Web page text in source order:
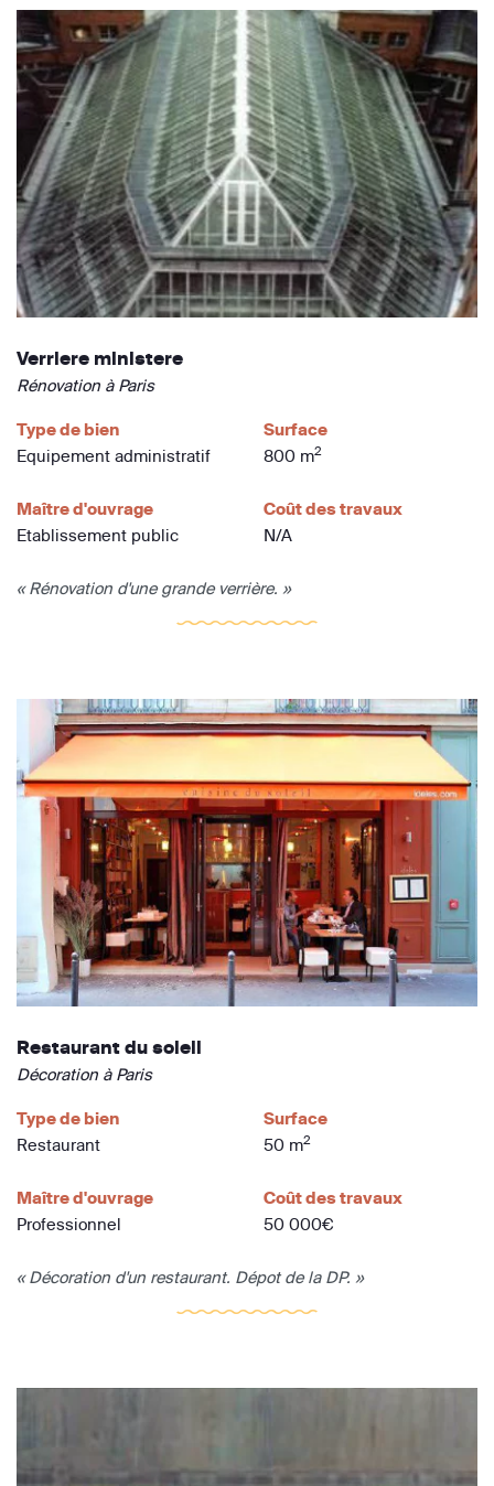
Verriere ministere
Rénovation à Paris
Type de bien
Equipement administratif
Surface
800 m2
Maître d'ouvrage
Etablissement public
Coût des travaux
N/A
« Rénovation d'une grande verrière. »
Restaurant du soleil
Décoration à Paris
Type de bien
Restaurant
Surface
50 m2
Maître d'ouvrage
Professionnel
Coût des travaux
50 000€
« Décoration d'un restaurant. Dépot de la DP. »